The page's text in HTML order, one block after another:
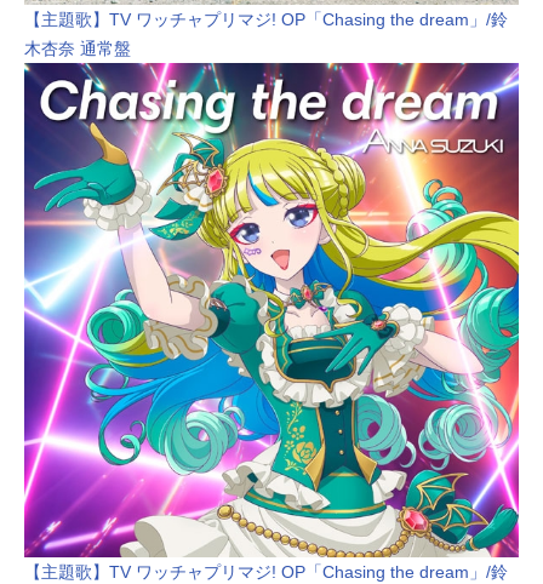
【主題歌】TV ワッチャプリマジ! OP「Chasing the dream」/鈴
木杏奈 通常盤
【主題歌】TV ワッチャプリマジ! OP「Chasing the dream」/鈴